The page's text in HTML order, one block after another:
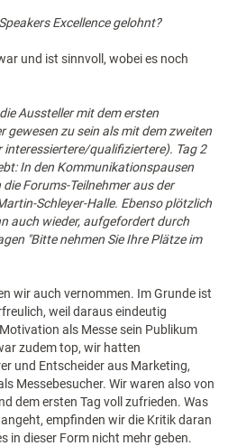
Excellence gelohnt?
und ist sinnvoll, wobei es noch
Aussteller mit dem ersten
gewesen zu sein als mit dem zweiten
interessiertere/qualifiziertere). Tag 2
In den Kommunikationspausen
Forums-Teilnehmer aus der
Schleyer-Halle. Ebenso plötzlich
auch wieder, aufgefordert durch
"Bitte nehmen Sie Ihre Plätze im
wir auch vernommen. Im Grunde ist
weil daraus eindeutig
als Messe sein Publikum
zudem top, wir hatten
und Entscheider aus Marketing,
Messebesucher. Wir waren also von
dem ersten Tag voll zufrieden. Was
empfinden wir die Kritik daran
in dieser Form nicht mehr geben.